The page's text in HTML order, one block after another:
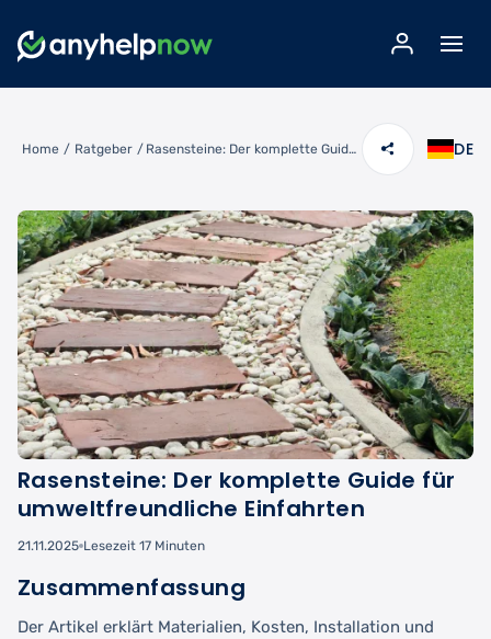
Home / Ratgeber / Rasensteine: Der komplette Guide für umweltfreundliche Einfahrten DE
Rasensteine: Der komplette Guide für
umweltfreundliche Einfahrten
21.11.2025 Lesezeit 17 Minuten
Zusammenfassung
Der Artikel erklärt Materialien, Kosten, Installation und